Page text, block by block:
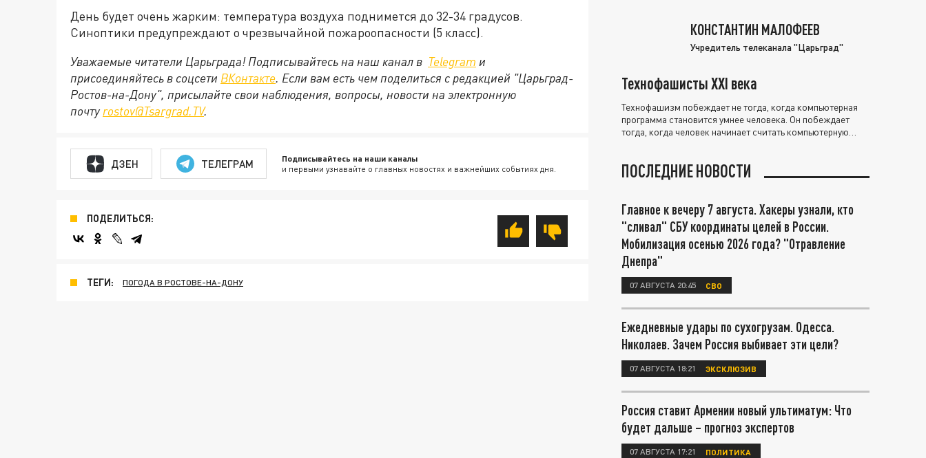
День будет очень жарким: температура воздуха поднимется до 32-34 градусов.
Синоптики предупреждают о чрезвычайной пожароопасности (5 класс).
Уважаемые читатели Царьграда! Подписывайтесь на наш канал в Telegram и
присоединяйтесь в соцсети ВКонтакте. Если вам есть чем поделиться с редакцией "Царьград-
Ростов-на-Дону", присылайте свои наблюдения, вопросы, новости на электронную
почту rostov@Tsargrad.ТV.
ДЗЕН ТЕЛЕГРАМ Подписывайтесь на наши каналы
и первыми узнавайте о главных новостях и важнейших событиях дня.
ПОДЕЛИТЬСЯ:
ТЕГИ: ПОГОДА В РОСТОВЕ-НА-ДОНУ
КОНСТАНТИН МАЛОФЕЕВ
Учредитель телеканала "Царьград"
Технофашисты XXI века
Технофашизм побеждает не тогда, когда компьютерная
программа становится умнее человека. Он побеждает
тогда, когда человек начинает считать компьютерную
ПОСЛЕДНИЕ НОВОСТИ
Главное к вечеру 7 августа. Хакеры узнали, кто
"сливал" СБУ координаты целей в России.
Мобилизация осенью 2026 года? "Отравление
Днепра"
07 АВГУСТА 20:45 СВО
Ежедневные удары по сухогрузам. Одесса.
Николаев. Зачем Россия выбивает эти цели?
07 АВГУСТА 18:21 ЭКСКЛЮЗИВ
Россия ставит Армении новый ультиматум: Что
будет дальше – прогноз экспертов
07 АВГУСТА 17:21 ПОЛИТИКА